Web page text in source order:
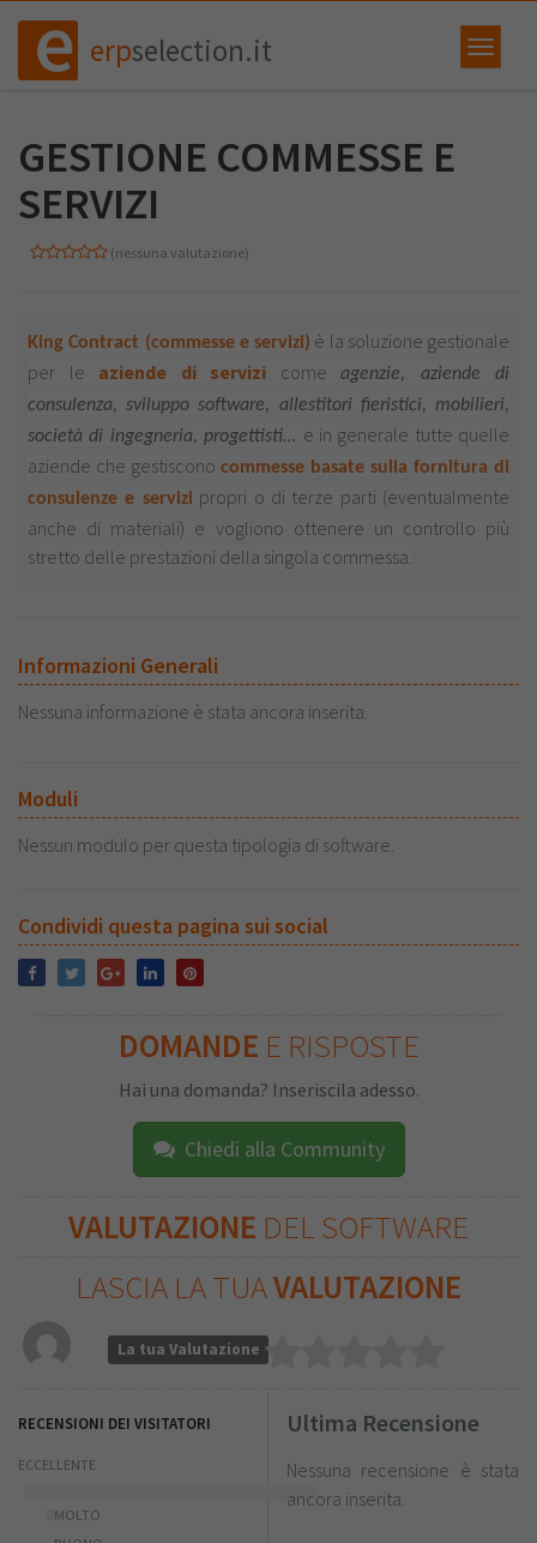
erpselection.it
GESTIONE COMMESSE E
SERVIZI
(nessuna valutazione)
King Contract (commesse e servizi) è la soluzione gestionale
per le aziende di servizi come
agenzie, aziende di
consulenza, sviluppo software, allestitori fieristici, mobilieri,
società di ingegneria, progettisti… e in generale tutte quelle
aziende che gestiscono commesse basate sulla fornitura di
consulenze e servizi propri o di terze parti (eventualmente
anche di materiali) e vogliono ottenere un controllo più
stretto delle prestazioni della singola commessa.
Informazioni Generali
Nessuna informazione è stata ancora inserita.
Moduli
Nessun modulo per questa tipologia di software.
Condividi questa pagina sui social
DOMANDE E RISPOSTE
Hai una domanda? Inseriscila adesso.
Chiedi alla Community
VALUTAZIONE DEL SOFTWARE
LASCIA LA TUAVALUTAZIONE
La tua Valutazione
RECENSIONI DEI VISITATORI
ECCELLENTE
MOLTO
Ultima Recensione
Nessuna recensione è stata
ancora inserita.